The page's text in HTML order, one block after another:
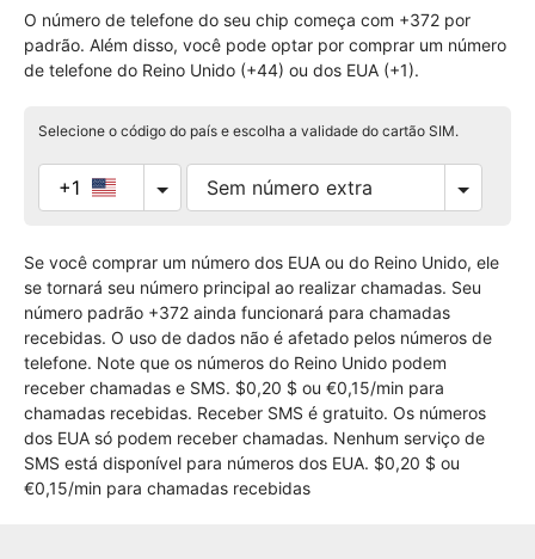
O número de telefone do seu chip começa com +372 por
padrão. Além disso, você pode optar por comprar um número
de telefone do Reino Unido (+44) ou dos EUA (+1).
Selecione o código do país e escolha a validade do cartão SIM.
+1
Se você comprar um número dos EUA ou do Reino Unido, ele
se tornará seu número principal ao realizar chamadas. Seu
número padrão +372 ainda funcionará para chamadas
recebidas. O uso de dados não é afetado pelos números de
telefone. Note que os números do Reino Unido podem
receber chamadas e SMS. $0,20 $ ou €0,15/min para
chamadas recebidas. Receber SMS é gratuito. Os números
dos EUA só podem receber chamadas. Nenhum serviço de
SMS está disponível para números dos EUA. $0,20 $ ou
€0,15/min para chamadas recebidas